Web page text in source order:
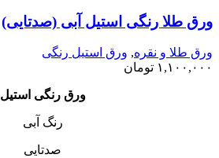
ورق طلا رنگی استیل آبی (صدتایی)
ورق طلا و نقره, ورق استیل رنگی
۱,۱۰۰,۰۰۰ تومان
ورق رنگی استیل
رنگ آبی
صدتایی